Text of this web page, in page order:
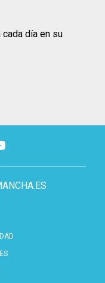
día en su